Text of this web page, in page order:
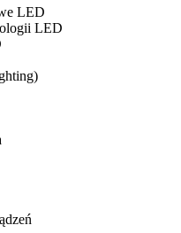
LED
LED